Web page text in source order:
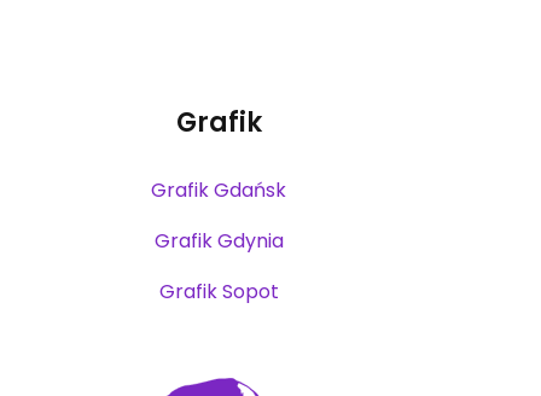
Grafik
Grafik Gdańsk
Grafik Gdynia
Grafik Sopot